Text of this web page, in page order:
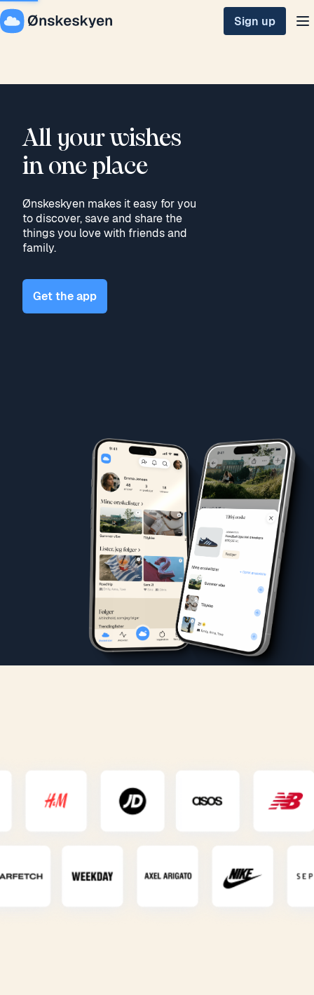
Sign up
All your wishes
in one place
Ønskeskyen makes it easy for you
to discover, save and share the
things you love with friends and
family.
Get the app